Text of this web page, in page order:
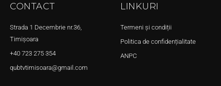
CONTACT
Strada 1 Decembrie nr.36,
Timișoara
+40 723 275 354
qubtvtimisoara@gmail.com
LINKURI
Termeni și condiții
Politica de confidențialitate
ANPC